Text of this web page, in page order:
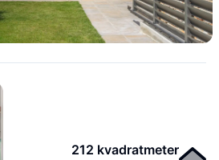
212 kvadratmeter